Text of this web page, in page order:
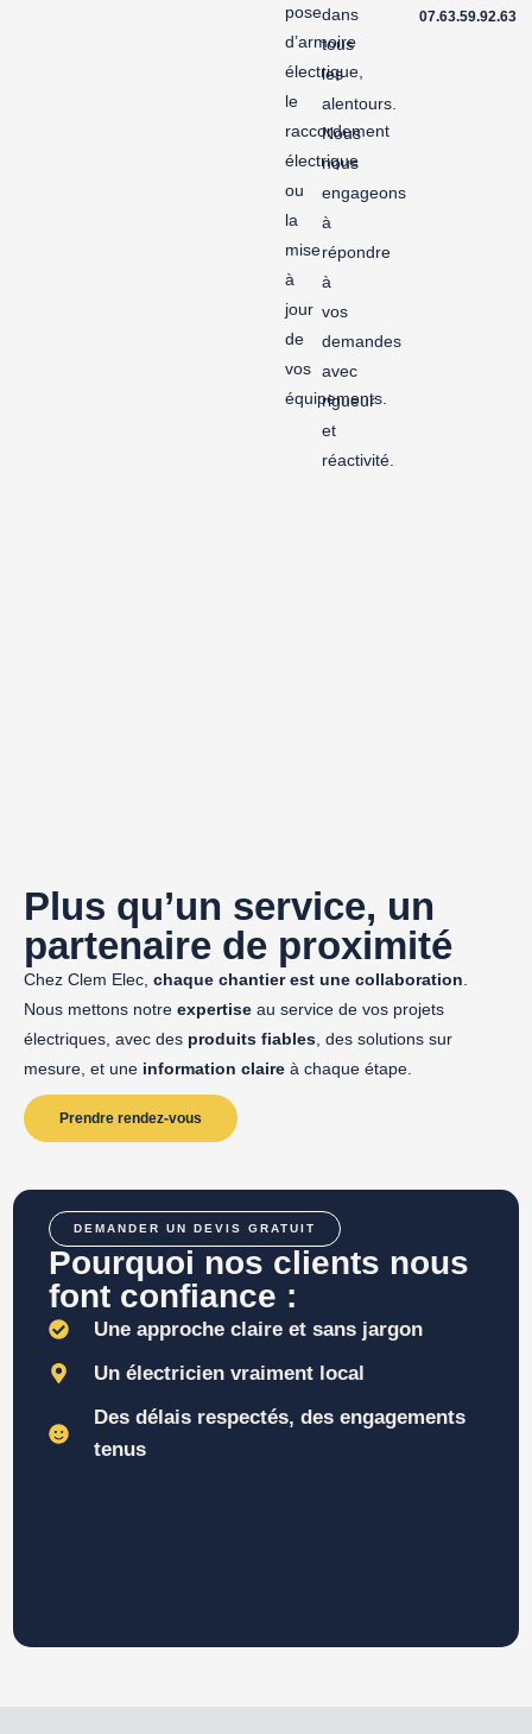
pose
d’armoire
électrique,
le
raccordement
électrique
ou
la
mise
à
jour
de
vos
équipements.
dans
tous
les
alentours.
Nous
nous
engageons
à
répondre
à
vos
demandes
avec
rigueur
et
réactivité.
07.63.59.92.63
Plus qu’un service, un
partenaire de proximité
Chez Clem Elec, chaque chantier est une collaboration
Nous mettons notre expertise au service de vos projets
électriques, avec des produits fiables , des solutions sur
mesure, et une information claire à chaque étape.
Prendre rendez-vous
DEMANDER UN DEVIS GRATUIT
Pourquoi nos clients nous
font confiance :
Une approche claire et sans jargon
Un électricien vraiment local
Des délais respectés, des engagements
tenus